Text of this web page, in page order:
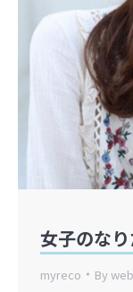
女子のな
myreco By